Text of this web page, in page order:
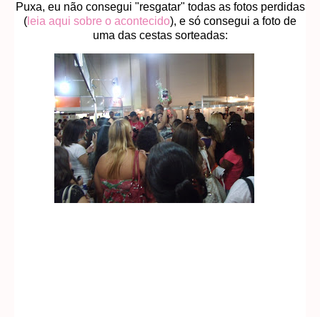
Puxa, eu não consegui "resgatar" todas as fotos perdidas
( leia aqui sobre o acontecido), e só consegui a foto de
uma das cestas sorteadas: